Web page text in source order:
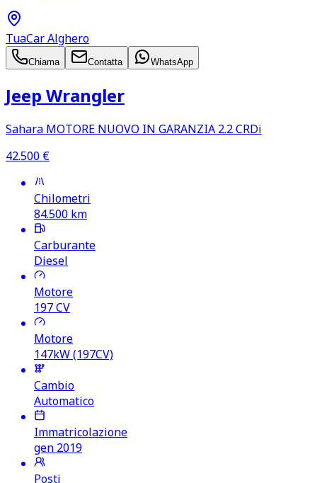
TuaCar Alghero
Chiama Contatta WhatsApp
Jeep Wrangler
Sahara MOTORE NUOVO IN GARANZIA 2.2 CRDi
42.500 €
Chilometri
84.500 km
Carburante
Diesel
Motore
197CV
Motore
147kW (197CV)
Cambio
Automatico
Immatricolazione
gen 2019
Posti